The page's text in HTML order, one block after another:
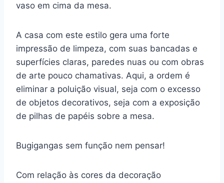
vaso em cima da mesa.
A casa com este estilo gera uma forte
impressão de limpeza, com suas bancadas e
superfícies claras, paredes nuas ou com obras
de arte pouco chamativas. Aqui, a ordem é
eliminar a poluição visual, seja com o excesso
de objetos decorativos, seja com a exposição
de pilhas de papéis sobre a mesa.
Bugigangas sem função nem pensar!
Com relação às cores da decoração